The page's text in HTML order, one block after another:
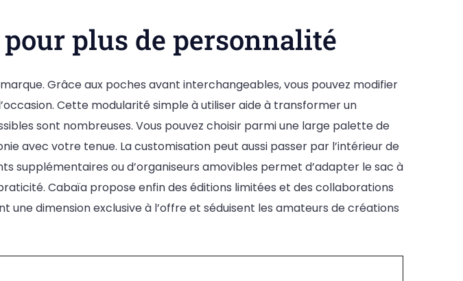
plus de personnalité
Grâce aux poches avant interchangeables, vous pouvez modifier
Cette modularité simple à utiliser aide à transformer un
sont nombreuses. Vous pouvez choisir parmi une large palette de
avec votre tenue. La customisation peut aussi passer par l’intérieur de
supplémentaires ou d’organiseurs amovibles permet d’adapter le sac à
Cabaïa propose enfin des éditions limitées et des collaborations
dimension exclusive à l’offre et séduisent les amateurs de créations